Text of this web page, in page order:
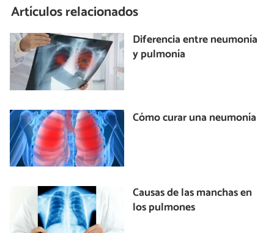
Artículos relacionados
Diferencia entre neumonía
y pulmonía
Cómo curar una neumonía
Causas de las manchas en
los pulmones